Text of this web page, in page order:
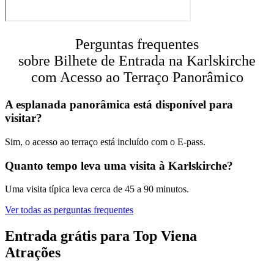
Perguntas frequentes
sobre Bilhete de Entrada na Karlskirche
com Acesso ao Terraço Panorâmico
A esplanada panorâmica está disponível para
visitar?
Sim, o acesso ao terraço está incluído com o E-pass.
Quanto tempo leva uma visita à Karlskirche?
Uma visita típica leva cerca de 45 a 90 minutos.
Ver todas as perguntas frequentes
Entrada grátis para Top Viena
Atrações